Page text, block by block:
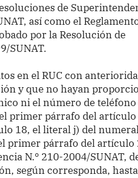
de
así como el
por la Resolución de
SUNAT.
en el RUC con
y que no hayan
ni el número de teléfono
primer párrafo del
18, el literal j) del
primer párrafo del artículo
N.º 210-2004/SUNAT,
según corresponda,